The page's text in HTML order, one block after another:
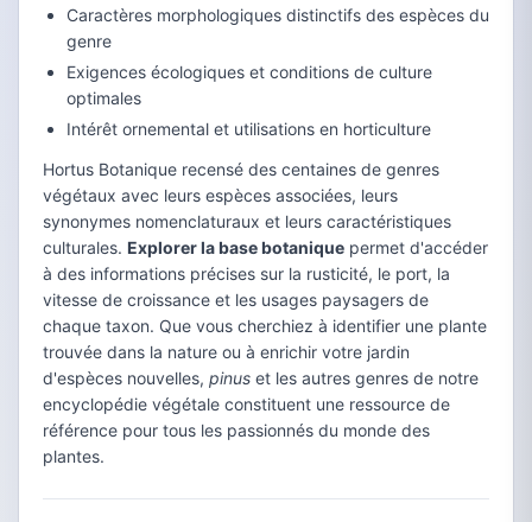
Caractères morphologiques distinctifs des espèces du
genre
Exigences écologiques et conditions de culture
optimales
Intérêt ornemental et utilisations en horticulture
Hortus Botanique recensé des centaines de genres
végétaux avec leurs espèces associées, leurs
synonymes nomenclaturaux et leurs caractéristiques
culturales. Explorer la base botanique permet d'accéder
à des informations précises sur la rusticité, le port, la
vitesse de croissance et les usages paysagers de
chaque taxon. Que vous cherchiez à identifier une plante
trouvée dans la nature ou à enrichir votre jardin
d'espèces nouvelles, pinus et les autres genres de notre
encyclopédie végétale constituent une ressource de
référence pour tous les passionnés du monde des
plantes.